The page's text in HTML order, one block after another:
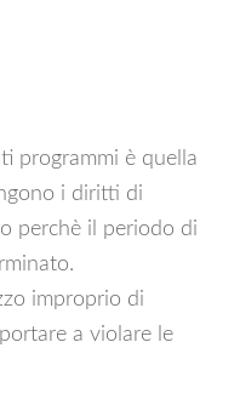
programmi è quella
i diritti di
perchè il periodo di
improprio di
a violare le